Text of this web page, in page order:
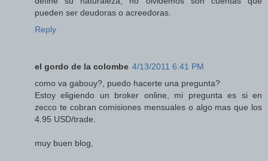
pueden ser deudoras o acreedoras.
Reply
el gordo de la colombe 4/13/2011 6:41 PM
como va gabouy?, puedo hacerte una pregunta?
Estoy eligiendo un broker online, mi pregunta es si en
zecco te cobran comisiones mensuales o algo mas que los
4.95 USD/trade.
muy buen blog,